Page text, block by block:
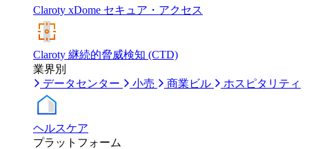
Claroty xDome セキュア・アクセス
Claroty 継続的脅威検知 (CTD)
業界別
データセンター
小売 商業ビル ホスピタリティ
ヘルスケア
プラットフォーム